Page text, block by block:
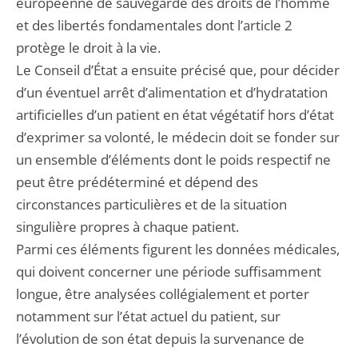
et des libertés fondamentales dont l’article 2
protège le droit à la vie.
Le Conseil d’État a ensuite précisé que, pour décider
d’un éventuel arrêt d’alimentation et d’hydratation
artificielles d’un patient en état végétatif hors d’état
d’exprimer sa volonté, le médecin doit se fonder sur
un ensemble d’éléments dont le poids respectif ne
peut être prédéterminé et dépend des
circonstances particulières et de la situation
singulière propres à chaque patient.
Parmi ces éléments figurent les données médicales,
qui doivent concerner une période suffisamment
longue, être analysées collégialement et porter
notamment sur l’état actuel du patient, sur
l’évolution de son état depuis la survenance de